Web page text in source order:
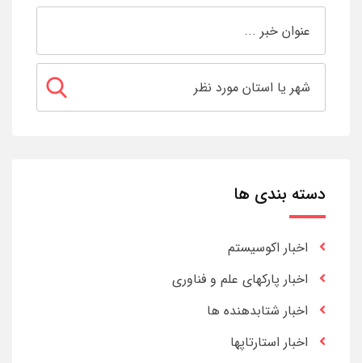
دسته بندی ها
اخبار اکوسیستم
اخبار پارکهای علم و فناوری
اخبار شتابدهنده ها
اخبار استارتاپها